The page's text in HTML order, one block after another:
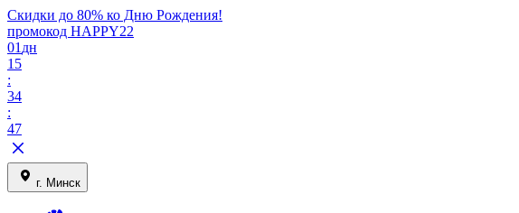
Скидки до 80% ко Дню Рождения!
промокод HAPPY22
01 дн
15
:
34
:
47
г. Минск